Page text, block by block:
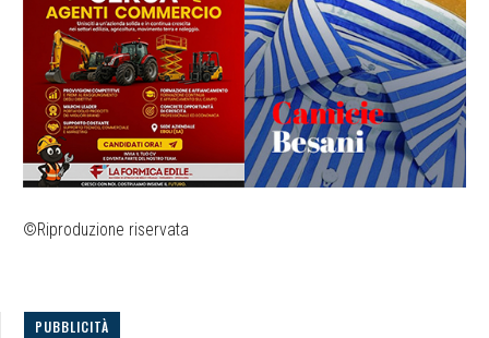
©Riproduzione riservata
PUBBLICITÀ